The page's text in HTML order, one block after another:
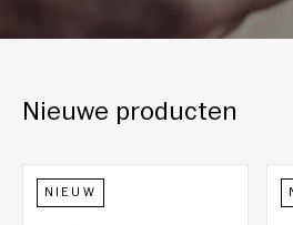
Nieuwe producten
NIEUW